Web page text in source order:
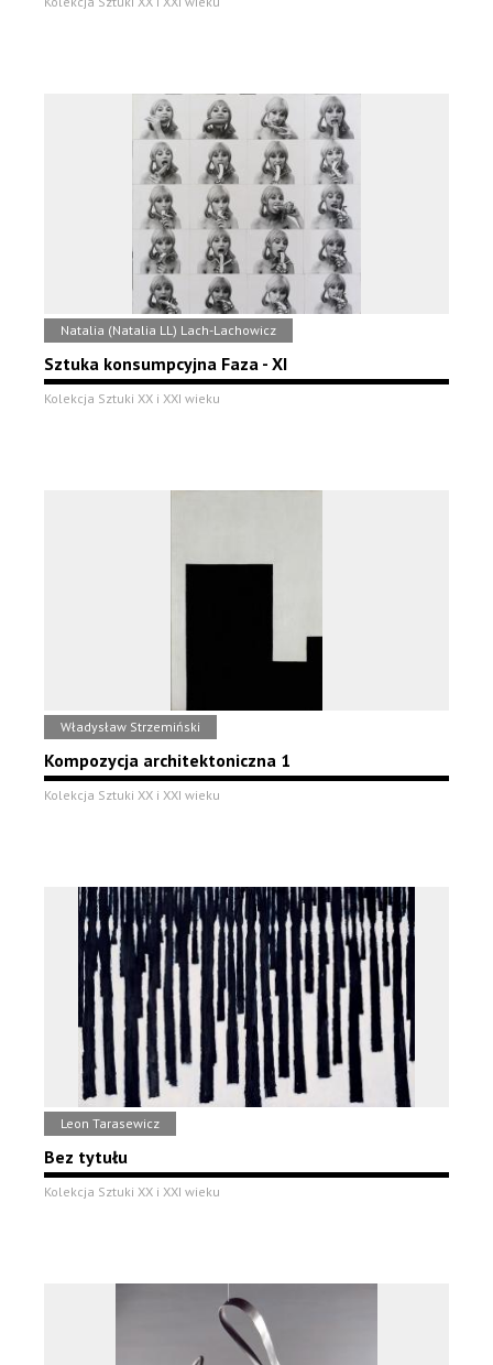
Natalia (Natalia LL) Lach-Lachowicz
Sztuka konsumpcyjna Faza - XI
Kolekcja Sztuki XX i XXI wieku
Władysław Strzemiński
Kompozycja architektoniczna 1
Kolekcja Sztuki XX i XXI wieku
Leon Tarasewicz
Bez tytułu
Kolekcja Sztuki XX i XXI wieku